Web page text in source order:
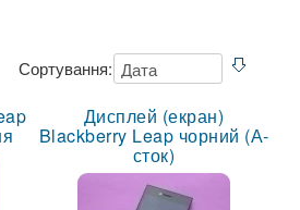
Сортування:
Дисплей (екран)
Blackberry Leap чорний (А-
сток)